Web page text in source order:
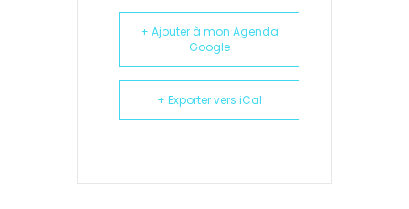
+ Ajouter à mon Agenda
Google
+ Exporter vers iCal